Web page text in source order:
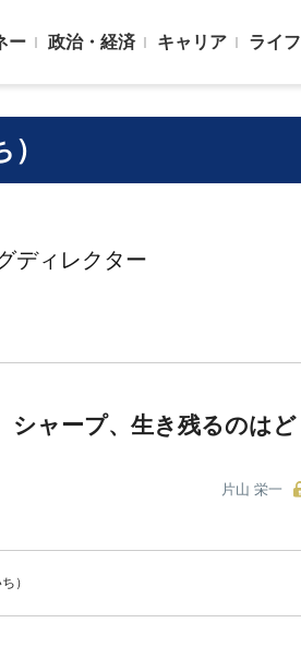
ー 政治・経済 キャリア ライフ
ディレクター
シャープ、生き残るのはど
片山 栄一
）